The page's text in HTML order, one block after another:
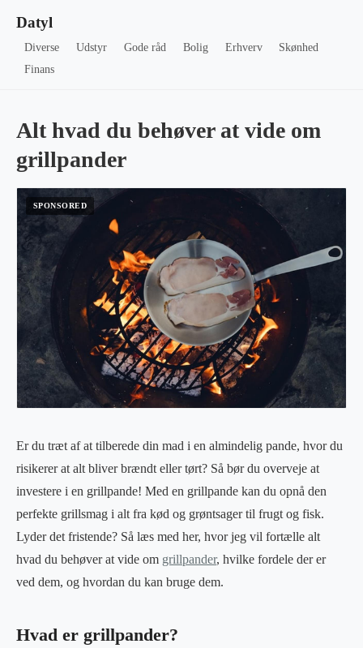
Datyl
Diverse Udstyr Gode råd Bolig Erhverv
Skønhed
Finans
Alt hvad du behøver at vide om
grillpander
Er du træt af at tilberede din mad i en almindelig pande, hvor du
risikerer at alt bliver brændt eller tørt? Så bør du overveje at
investere i en grillpande! Med en grillpande kan du opnå den
perfekte grillsmag i alt fra kød og grøntsager til frugt og fisk.
Lyder det fristende? Så læs med her, hvor jeg vil fortælle alt
hvad du behøver at vide om grillpander, hvilke fordele der er
ved dem, og hvordan du kan bruge dem.
Hvad er grillpander?